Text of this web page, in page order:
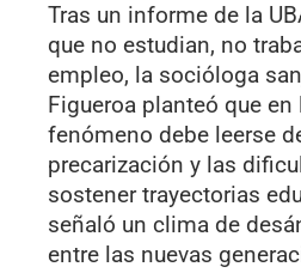
Tras un informe de la
que no estudian, no
empleo, la socióloga
Figueroa planteó que
fenómeno debe leerse
precarización y las
sostener trayectorias
señaló un clima de
entre las nuevas